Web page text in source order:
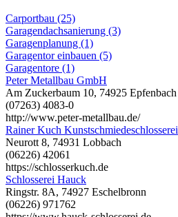
Carportbau (25)
Garagendachsanierung (3)
Garagenplanung (1)
Garagentor einbauen (5)
Garagentore (1)
Peter Metallbau GmbH
Am Zuckerbaum 10, 74925 Epfenbach
(07263) 4083-0
http://www.peter-metallbau.de/
Rainer Kuch Kunstschmiedeschlosserei
Neurott 8, 74931 Lobbach
(06226) 42061
https://schlosserkuch.de
Schlosserei Hauck
Ringstr. 8A, 74927 Eschelbronn
(06226) 971762